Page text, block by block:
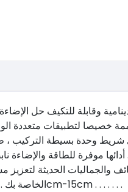
وقابلة للتكيف حل
خصيصا لتطبيقات متعددة
شريط وحدة بسيطة التركيب
أدائها موفرة للطاقة والإضاءة
الخاصة بك . فائدة نموذج مناسبة لأنّ مصباح مربع مع ارتفاع الجانب 6cm-15cm . . . . . . .